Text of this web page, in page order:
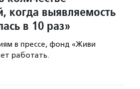
когда выявляемость
в 10 раз»
в прессе, фонд «Живи
работать.